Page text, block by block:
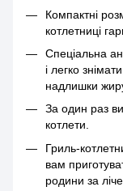
Компактні
котлетниці
Спеціальна
і легко
надлишки
За один раз
котлети.
Гриль-
вам
родини за